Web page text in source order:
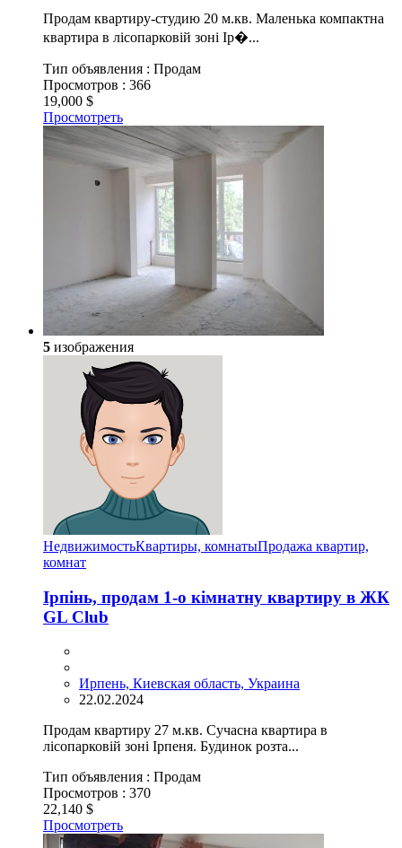
Продам квартиру-студию 20 м.кв. Маленька компактна
квартира в лісопарковій зоні Ір�...
Тип объявления : Продам
Просмотров : 366
19,000 $
Просмотреть
5 изображения
НедвижимостьКвартиры, комнатыПродажа квартир,
комнат
Ірпінь, продам 1-о кімнатну квартиру в ЖК
GL Club
Ирпень, Киевская область, Украина
22.02.2024
Продам квартиру 27 м.кв. Сучасна квартира в
лісопарковій зоні Ірпеня. Будинок розта...
Тип объявления : Продам
Просмотров : 370
22,140 $
Просмотреть